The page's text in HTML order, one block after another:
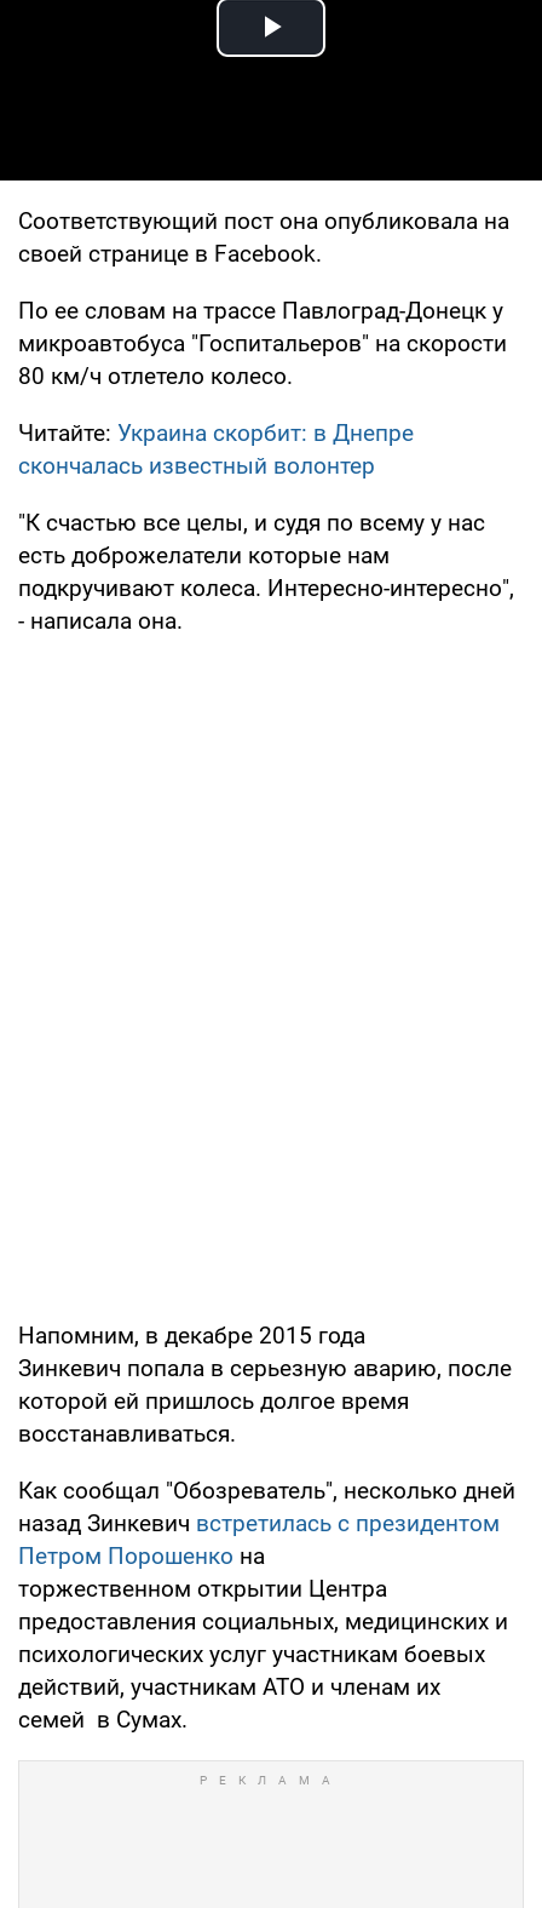
Play Video
Соответствующий пост она опубликовала на
своей странице в Facebook.
По ее словам на трассе Павлоград-Донецк у
микроавтобуса "Госпитальеров" на скорости
80 км/ч отлетело колесо.
Читайте: Украина скорбит: в Днепре
скончалась известный волонтер
"К счастью все целы, и судя по всему у нас
есть доброжелатели которые нам
подкручивают колеса. Интересно-интересно",
- написала она.
Напомним, в декабре 2015 года
Зинкевич попала в серьезную аварию, после
которой ей пришлось долгое время
восстанавливаться.
Как сообщал "Обозреватель", несколько дней
назад Зинкевич встретилась с президентом
Петром Порошенко на
торжественном открытии Центра
предоставления социальных, медицинских и
психологических услуг участникам боевых
действий, участникам АТО и членам их
семей в Сумах.